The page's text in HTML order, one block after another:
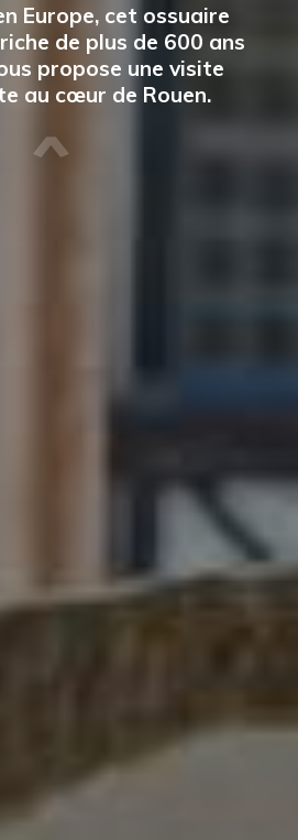
Europe, cet ossuaire
de plus de 600 ans
propose une visite
au cœur de Rouen.